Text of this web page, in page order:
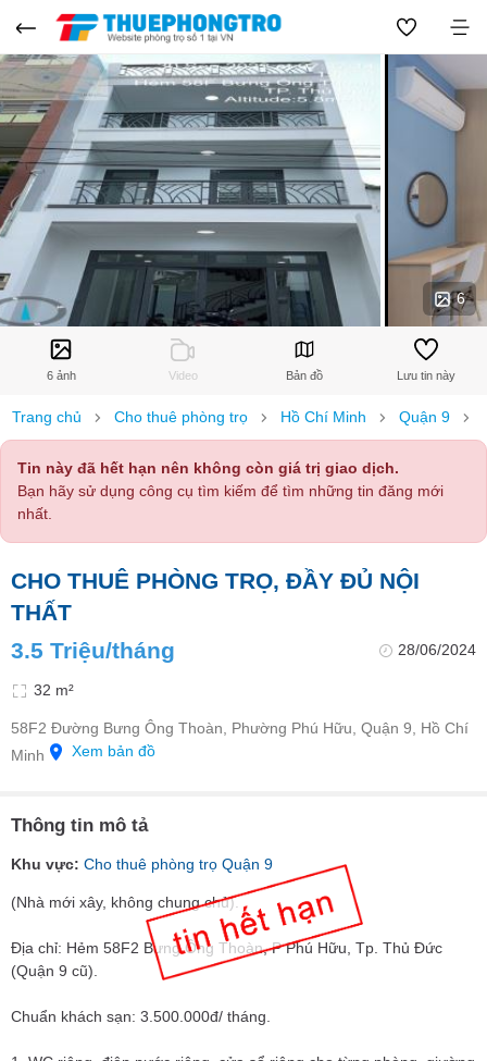
6
6 ảnh Video Bản đồ Lưu tin này
Trang chủ Cho thuê phòng trọ Hồ Chí Minh Quận 9
Tin này đã hết hạn nên không còn giá trị giao dịch.
Bạn hãy sử dụng công cụ tìm kiếm để tìm những tin đăng mới
nhất.
CHO THUÊ PHÒNG TRỌ, ĐẦY ĐỦ NỘI
THẤT
3.5 Triệu/tháng
28/06/2024
32 m²
58F2 Đường Bưng Ông Thoàn, Phường Phú Hữu, Quận 9, Hồ Chí
Minh
Xem bản đồ
Thông tin mô tả
Khu vực: Cho thuê phòng trọ Quận 9
(Nhà mới xây, không chung chủ).
Địa chỉ: Hẻm 58F2 Bưng Ông Thoàn, P Phú Hữu, Tp. Thủ Đức
(Quận 9 cũ).
Chuẩn khách sạn: 3.500.000đ/ tháng.